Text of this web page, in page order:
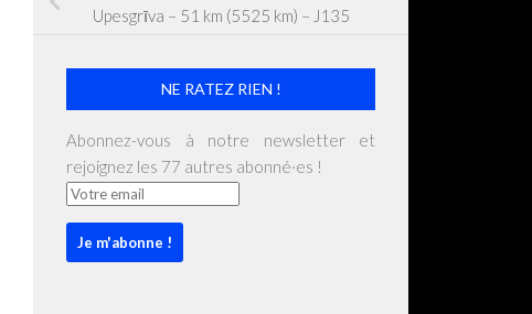
Upesgrīva – 51 km (5525 km) – J135
NE RATEZ RIEN !
Abonnez-vous à notre newsletter et
rejoignez les 77 autres abonné·es !